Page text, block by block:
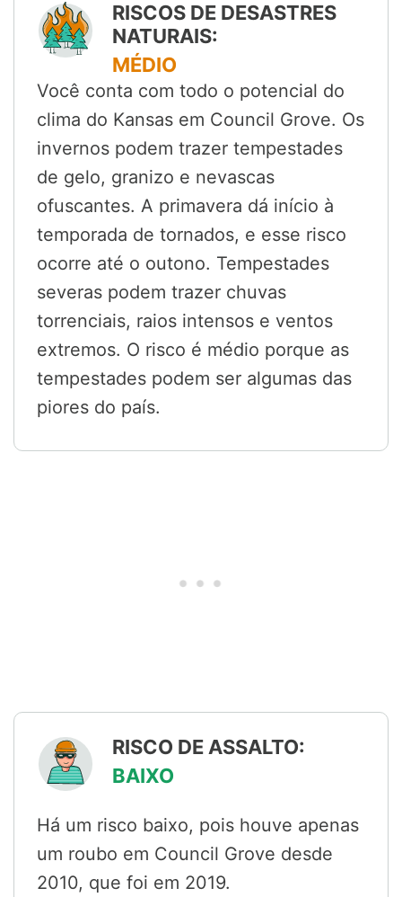
RISCOS DE DESASTRES
NATURAIS:
MÉDIO
Você conta com todo o potencial do
clima do Kansas em Council Grove. Os
invernos podem trazer tempestades
de gelo, granizo e nevascas
ofuscantes. A primavera dá início à
temporada de tornados, e esse risco
ocorre até o outono. Tempestades
severas podem trazer chuvas
torrenciais, raios intensos e ventos
extremos. O risco é médio porque as
tempestades podem ser algumas das
piores do país.
RISCO DE ASSALTO:
BAIXO
Há um risco baixo, pois houve apenas
um roubo em Council Grove desde
2010, que foi em 2019.